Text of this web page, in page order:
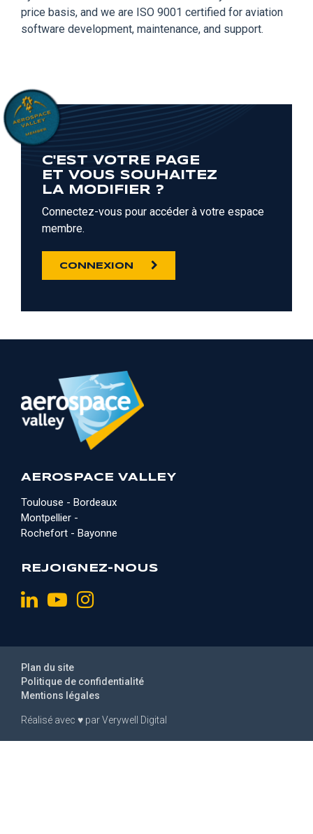
price basis, and we are ISO 9001 certified for aviation
software development, maintenance, and support.
C'EST VOTRE PAGE
ET VOUS SOUHAITEZ
LA MODIFIER ?
Connectez-vous pour accéder à votre espace
membre.
CONNEXION
AEROSPACE VALLEY
Toulouse - Bordeaux
Montpellier -
Rochefort - Bayonne
REJOIGNEZ-NOUS
Réalisé avec ♥ parVerywell Digital
Mentions légales
Politique de confidentialité
Plan du site